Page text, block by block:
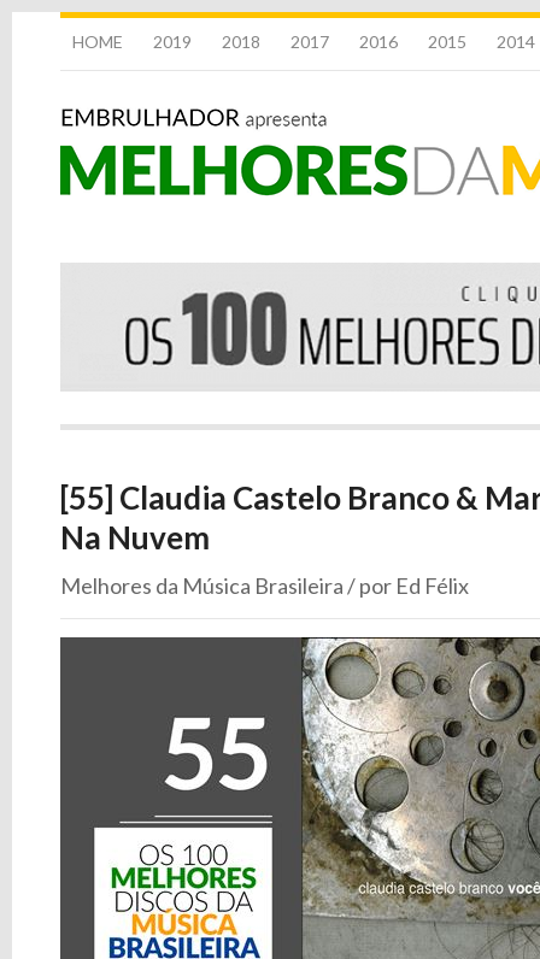
HOME 2019 2018 2017 2016 2015 2014
[55] Claudia Castelo Branco &
Na Nuvem
Melhores da Música Brasileira / por Ed Félix